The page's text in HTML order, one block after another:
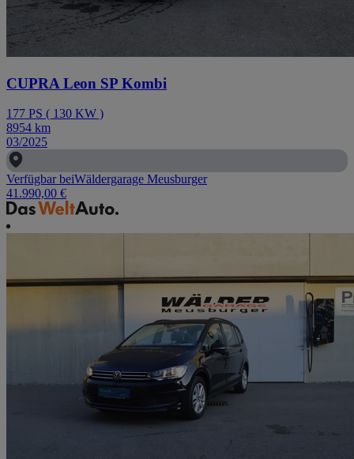
CUPRA Leon SP Kombi
177 PS ( 130 KW )
8954 km
03/2025
Verfügbar beiWäldergarage Meusburger
41.990,00 €